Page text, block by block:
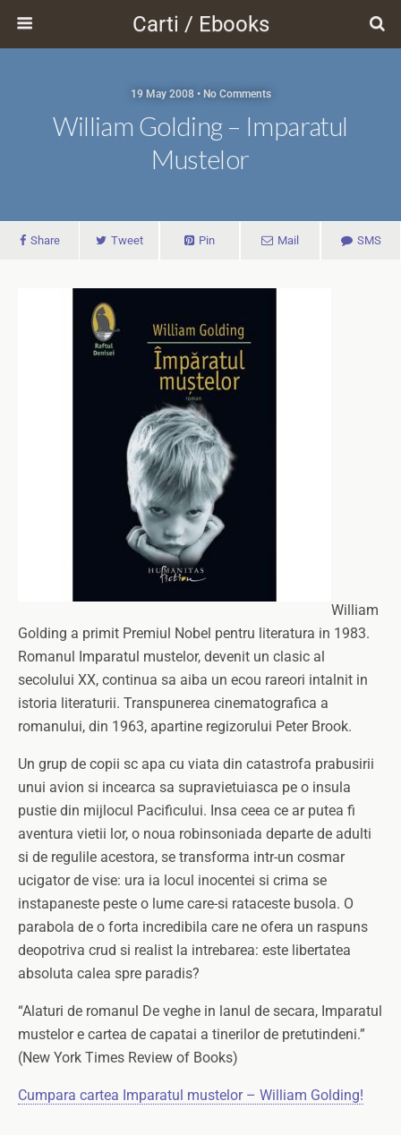
Carti / Ebooks
19 May 2008 • No Comments
William Golding – Imparatul
Mustelor
Share Tweet Pin Mail SMS
William
Golding a primit Premiul Nobel pentru literatura in 1983.
Romanul Imparatul mustelor, devenit un clasic al
secolului XX, continua sa aiba un ecou rareori intalnit in
istoria literaturii. Transpunerea cinematografica a
romanului, din 1963, apartine regizorului Peter Brook.
Un grup de copii sc apa cu viata din catastrofa prabusirii
unui avion si incearca sa supravietuiasca pe o insula
pustie din mijlocul Pacificului. Insa ceea ce ar putea fi
aventura vietii lor, o noua robinsoniada departe de adulti
si de regulile acestora, se transforma intr-un cosmar
ucigator de vise: ura ia locul inocentei si crima se
instapaneste peste o lume care-si rataceste busola. O
parabola de o forta incredibila care ne ofera un raspuns
deopotriva crud si realist la intrebarea: este libertatea
absoluta calea spre paradis?
“Alaturi de romanul De veghe in lanul de secara, Imparatul
mustelor e cartea de capatai a tinerilor de pretutindeni.”
(New York Times Review of Books)
Cumpara cartea Imparatul mustelor – William Golding!